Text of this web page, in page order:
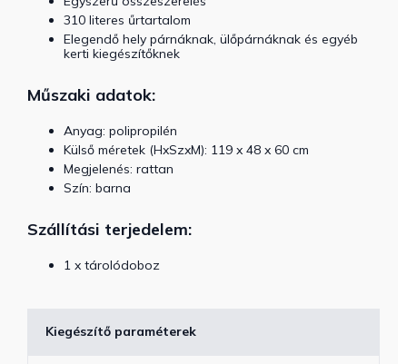
310 literes űrtartalom
Elegendő hely párnáknak, ülőpárnáknak és egyéb
kerti kiegészítőknek
Műszaki adatok:
Anyag: polipropilén
Külső méretek (HxSzxM): 119 x 48 x 60 cm
Megjelenés: rattan
Szín: barna
Szállítási terjedelem:
1 x tárolódoboz
Kiegészítő paraméterek